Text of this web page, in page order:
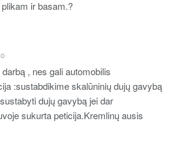
ir basam.?
, nes gali automobilis
:sustabdikime skalūninių dujų gavybą
dujų gavybą jei dar
sukurta peticija.Kremlinų ausis